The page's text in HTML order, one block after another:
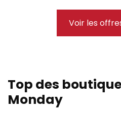
Voir les
Top des
Monday